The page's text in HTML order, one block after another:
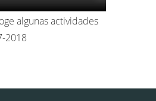
algunas actividades
2018